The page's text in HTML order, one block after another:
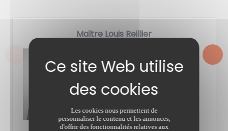
Maître Louis Reillier
Les cookies nous permettent de
personnaliser le contenu et les annonces,
d'offrir des fonctionnalités relatives aux